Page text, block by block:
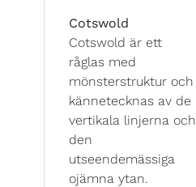
Cotswold
Cotswold är ett
råglas med
mönsterstruktur och
kännetecknas av de
vertikala linjerna och
den
utseendemässiga
ojämna ytan.